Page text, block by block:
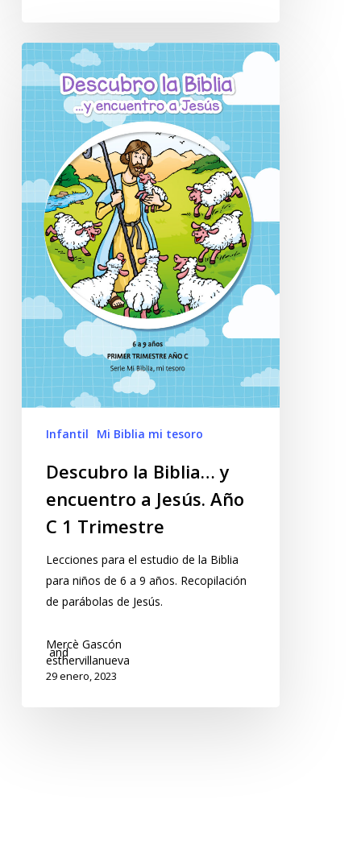
Infantil Mi Biblia mi tesoro
Descubro la Biblia… y
encuentro a Jesús. Año
C 1 Trimestre
Lecciones para el estudio de la Biblia
para niños de 6 a 9 años. Recopilación
de parábolas de Jesús.
Mercè Gascón
and
esthervillanueva
29 enero, 2023